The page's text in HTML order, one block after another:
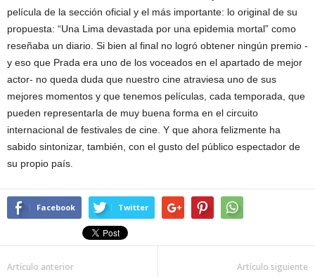
película de la sección oficial y el más importante: lo original de su
propuesta: “Una Lima devastada por una epidemia mortal” como
reseñaba un diario. Si bien al final no logró obtener ningún premio -
y eso que Prada era uno de los voceados en el apartado de mejor
actor- no queda duda que nuestro cine atraviesa uno de sus
mejores momentos y que tenemos películas, cada temporada, que
pueden representarla de muy buena forma en el circuito
internacional de festivales de cine. Y que ahora felizmente ha
sabido sintonizar, también, con el gusto del público espectador de
su propio país.
Facebook Twitter
Artículo anterior Artículo siguiente